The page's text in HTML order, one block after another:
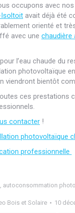
occupons avec
Isoltoit avait déjà été
orienté et
avec une chaudière
l’eau chaude du
photovoltaïque en
viendront bientôt
ces prestations
contacter !
photovoltaïque
professionnelle
autoconsommation
Bois et Solaire 10